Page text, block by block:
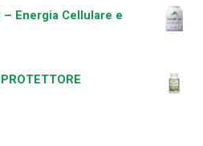
Energia Cellulare e